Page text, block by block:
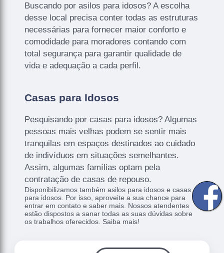
Buscando por asilos para idosos? A escolha
desse local precisa conter todas as estruturas
necessárias para fornecer maior conforto e
comodidade para moradores contando com
total segurança para garantir qualidade de
vida e adequação a cada perfil.
Casas para Idosos
Pesquisando por casas para idosos? Algumas
pessoas mais velhas podem se sentir mais
tranquilas em espaços destinados ao cuidado
de indivíduos em situações semelhantes.
Assim, algumas famílias optam pela
contratação de casas de repouso.
Disponibilizamos também asilos para idosos e casas
para idosos. Por isso, aproveite a sua chance para
entrar em contato e saber mais. Nossos atendentes
estão dispostos a sanar todas as suas dúvidas sobre
os trabalhos oferecidos. Saiba mais!